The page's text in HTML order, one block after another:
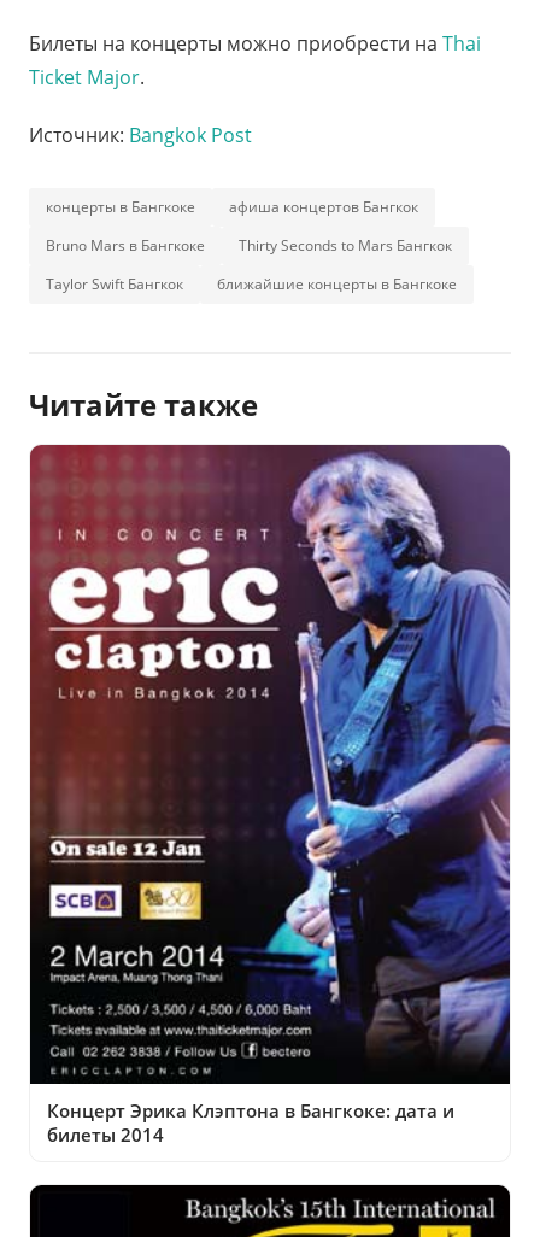
Билеты на концерты можно приобрести на Thai
Ticket Major.
Источник: Bangkok Post
концерты в Бангкоке
афиша концертов Бангкок
Bruno Mars в Бангкоке
Thirty Seconds to Mars Бангкок
Taylor Swift Бангкок
ближайшие концерты в Бангкоке
Читайте также
Концерт Эрика Клэптона в Бангкоке: дата и
билеты 2014